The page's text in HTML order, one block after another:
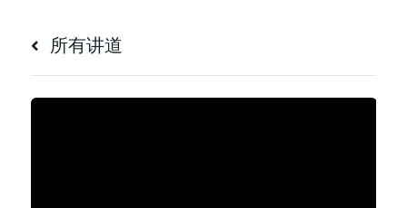
所有讲道